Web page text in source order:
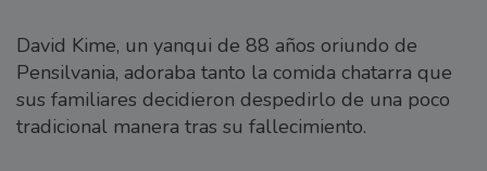
David Kime, un yanqui de 88 años oriundo de
Pensilvania, adoraba tanto la comida chatarra que
sus familiares decidieron despedirlo de una poco
tradicional manera tras su fallecimiento.